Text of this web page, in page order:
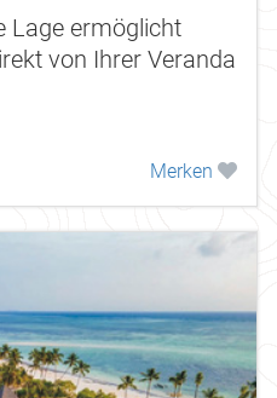
Lage ermöglicht
von Ihrer Veranda
Merken